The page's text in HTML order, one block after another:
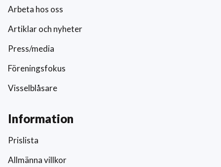
Arbeta hos oss
Artiklar och nyheter
Press/media
Föreningsfokus
Visselblåsare
Information
Prislista
Allmänna villkor